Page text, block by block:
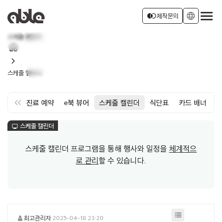
join_left제작문의 language
스케줄 캘린더
home
chevron_right
스케줄 캘린더
keyboard_double_arrow_left
면회·진료 예약 e북 뷰어 스케줄 캘린더 식단표 카드 배너
monitor 스케줄 캘린더
스케줄 캘린더 프로그램을 통해 행사와 일정을 체계적으
로 관리할 수 있습니다.
최고관리자 2025-04-18 23:20